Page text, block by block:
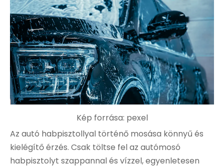
Kép forrása: pexel
Az autó habpisztollyal történő mosása könnyű és
kielégítő érzés. Csak töltse fel az autómosó
habpisztolyt szappannal és vízzel, egyenletesen